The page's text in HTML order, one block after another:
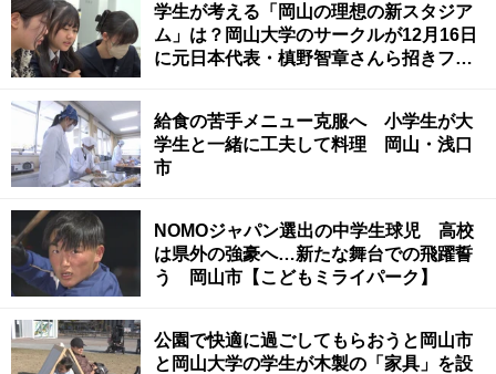
学生が考える「岡山の理想の新スタジア
ム」は？岡山大学のサークルが12月16日
に元日本代表・槙野智章さんら招きフォ
給食の苦手メニュー克服へ 小学生が大
学生と一緒に工夫して料理 岡山・浅口
市
NOMOジャパン選出の中学生球児 高校
は県外の強豪へ…新たな舞台での飛躍誓
う 岡山市【こどもミライパーク】
公園で快適に過ごしてもらおうと岡山市
と岡山大学の学生が木製の「家具」を設